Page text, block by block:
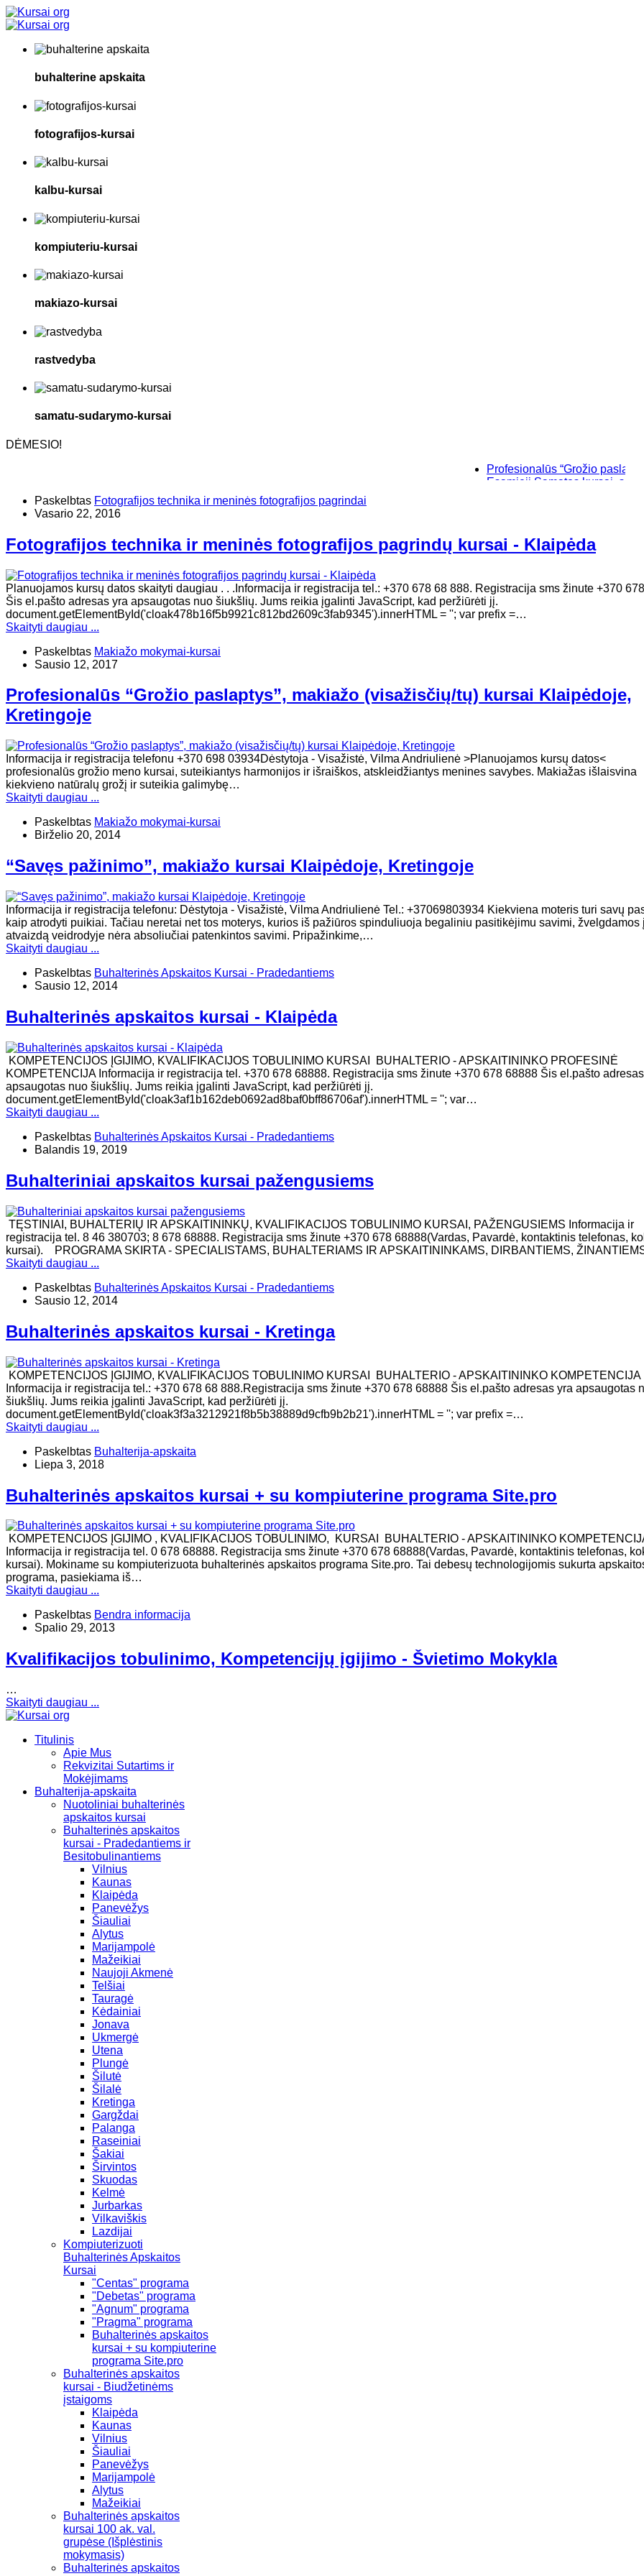
buhalterine apskaita
fotografijos-kursai
kalbu-kursai
kompiuteriu-kursai
makiazo-kursai
rastvedyba
samatu-sudarymo-kursai
DĖMESIO!
Profesionalūs “Grožio
Esamieji Sąmatos kursai, su
Paskelbtas Fotografijos technika ir meninės fotografijos pagrindai
Vasario 22, 2016
Fotografijos technika ir meninės fotografijos pagrindų kursai - Klaipėda
Planuojamos kursų datos skaityti daugiau . . .Informacija ir registracija tel.: +370 678 68 888. Registracija sms žinute +370
Šis el.pašto adresas yra apsaugotas nuo šiukšlių. Jums reikia įgalinti JavaScript, kad peržiūrėti jį.
document.getElementById('cloak478b16f5b9921c812bd2609c3fab9345').innerHTML = ''; var prefix =…
Skaityti daugiau ...
Paskelbtas Makiažo mokymai-kursai
Sausio 12, 2017
Profesionalūs “Grožio paslaptys”, makiažo (visažisčių/tų) kursai Klaipėdoje,
Kretingoje
Informacija ir registracija telefonu +370 698 03934Dėstytoja - Visažistė, Vilma Andriulienė >Planuojamos kursų
profesionalūs grožio meno kursai, suteikiantys harmonijos ir išraiškos, atskleidžiantys menines savybes. Makiažas išlaisvina
kiekvieno natūralų grožį ir suteikia galimybę…
Skaityti daugiau ...
Paskelbtas Makiažo mokymai-kursai
Birželio 20, 2014
“Savęs pažinimo”, makiažo kursai Klaipėdoje, Kretingoje
Informacija ir registracija telefonu: Dėstytoja - Visažistė, Vilma Andriulienė Tel.: +37069803934 Kiekviena moteris turi savų
kaip atrodyti puikiai. Tačiau neretai net tos moterys, kurios iš pažiūros spinduliuoja begaliniu pasitikėjimu savimi, žvelgdamos
atvaizdą veidrodyje nėra absoliučiai patenkintos savimi. Pripažinkime,…
Skaityti daugiau ...
Paskelbtas Buhalterinės Apskaitos Kursai - Pradedantiems
Sausio 12, 2014
Buhalterinės apskaitos kursai - Klaipėda
KOMPETENCIJOS ĮGIJIMO, KVALIFIKACIJOS TOBULINIMO KURSAI BUHALTERIO - APSKAITININKO PROFESINĖ
KOMPETENCIJA Informacija ir registracija tel. +370 678 68888. Registracija sms žinute +370 678 68888 Šis el.pašto
apsaugotas nuo šiukšlių. Jums reikia įgalinti JavaScript, kad peržiūrėti jį.
document.getElementById('cloak3af1b162deb0692ad8baf0bff86706af').innerHTML = ''; var…
Skaityti daugiau ...
Paskelbtas Buhalterinės Apskaitos Kursai - Pradedantiems
Balandis 19, 2019
Buhalteriniai apskaitos kursai pažengusiems
TĘSTINIAI, BUHALTERIŲ IR APSKAITININKŲ, KVALIFIKACIJOS TOBULINIMO KURSAI, PAŽENGUSIEMS Informacija ir
registracija tel. 8 46 380703; 8 678 68888. Registracija sms žinute +370 678 68888(Vardas, Pavardė, kontaktinis telefonas,
kursai). ​PROGRAMA SKIRTA - SPECIALISTAMS, BUHALTERIAMS IR APSKAITININKAMS, DIRBANTIEMS,
Skaityti daugiau ...
Paskelbtas Buhalterinės Apskaitos Kursai - Pradedantiems
Sausio 12, 2014
Buhalterinės apskaitos kursai - Kretinga
KOMPETENCIJOS ĮGIJIMO, KVALIFIKACIJOS TOBULINIMO KURSAI BUHALTERIO - APSKAITININKO KOMPETENCIJA
Informacija ir registracija tel.: +370 678 68 888.Registracija sms žinute +370 678 68888 Šis el.pašto adresas yra apsaugotas
šiukšlių. Jums reikia įgalinti JavaScript, kad peržiūrėti jį.
document.getElementById('cloak3f3a3212921f8b5b38889d9cfb9b2b21').innerHTML = ''; var prefix =…
Skaityti daugiau ...
Paskelbtas Buhalterija-apskaita
Liepa 3, 2018
Buhalterinės apskaitos kursai + su kompiuterine programa Site.pro
KOMPETENCIJOS ĮGIJIMO , KVALIFIKACIJOS TOBULINIMO, KURSAI BUHALTERIO - APSKAITININKO
Informacija ir registracija tel. 0 678 68888. Registracija sms žinute +370 678 68888(Vardas, Pavardė, kontaktinis telefonas,
kursai). Mokiname su kompiuterizuota buhalterinės apskaitos programa Site.pro. Tai debesų technologijomis sukurta
programa, pasiekiama iš…
Skaityti daugiau ...
Paskelbtas Bendra informacija
Spalio 29, 2013
Kvalifikacijos tobulinimo, Kompetencijų įgijimo - Švietimo Mokykla
…
Skaityti daugiau ...
Titulinis
Apie Mus
Rekvizitai Sutartims ir
Mokėjimams
Buhalterija-apskaita
Nuotoliniai buhalterinės
apskaitos kursai
Buhalterinės apskaitos
kursai - Pradedantiems ir
Besitobulinantiems
Vilnius
Kaunas
Klaipėda
Panevėžys
Šiauliai
Alytus
Marijampolė
Mažeikiai
Naujoji Akmenė
Telšiai
Tauragė
Kėdainiai
Jonava
Ukmergė
Utena
Plungė
Šilutė
Šilalė
Kretinga
Gargždai
Palanga
Raseiniai
Šakiai
Širvintos
Skuodas
Kelmė
Jurbarkas
Vilkaviškis
Lazdijai
Kompiuterizuoti
Buhalterinės Apskaitos
Kursai
"Centas" programa
"Debetas" programa
"Agnum" programa
"Pragma" programa
Buhalterinės apskaitos
kursai + su kompiuterine
programa Site.pro
Buhalterinės apskaitos
kursai - Biudžetinėms
įstaigoms
Klaipėda
Kaunas
Vilnius
Šiauliai
Panevėžys
Marijampolė
Alytus
Mažeikiai
Buhalterinės apskaitos
kursai 100 ak. val.
grupėse (Išplėstinis
mokymasis)
Buhalterinės apskaitos